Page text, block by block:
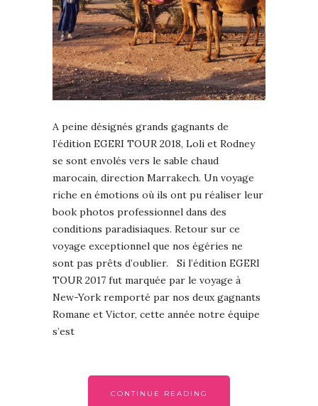
A peine désignés grands gagnants de
l’édition EGERI TOUR 2018, Loli et Rodney
se sont envolés vers le sable chaud
marocain, direction Marrakech. Un voyage
riche en émotions où ils ont pu réaliser leur
book photos professionnel dans des
conditions paradisiaques. Retour sur ce
voyage exceptionnel que nos égéries ne
sont pas prêts d’oublier. Si l’édition EGERI
TOUR 2017 fut marquée par le voyage à
New-York remporté par nos deux gagnants
Romane et Victor, cette année notre équipe
s’est
CONTINUE READING